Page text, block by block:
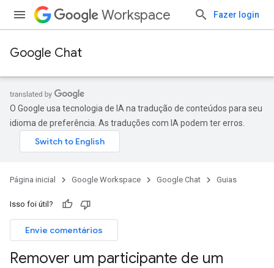
Workspace Fazer login
Google Chat
O Google usa tecnologia de IA na tradução de conteúdos para seu
idioma de preferência. As traduções com IA podem ter erros.
Página inicial Google Workspace Google Chat Guias
Isso foi útil?
Envie comentários
Remover um participante de um